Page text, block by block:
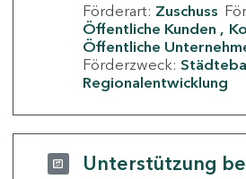
Förderart: Zuschuss
Öffentliche Kunden
Öffentliche
Förderzweck:
Regionalentwicklung
Unterstützung